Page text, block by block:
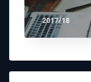
2017/18